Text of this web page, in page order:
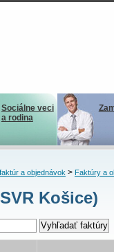
Sociálne veci
a rodina
a objednávok> Faktúry a
Košice)